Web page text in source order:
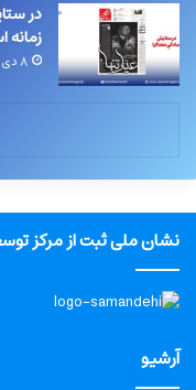
در
۸ دی, ۱۴۰۴
نشان ملی ثبت از مرکز
آرشیو